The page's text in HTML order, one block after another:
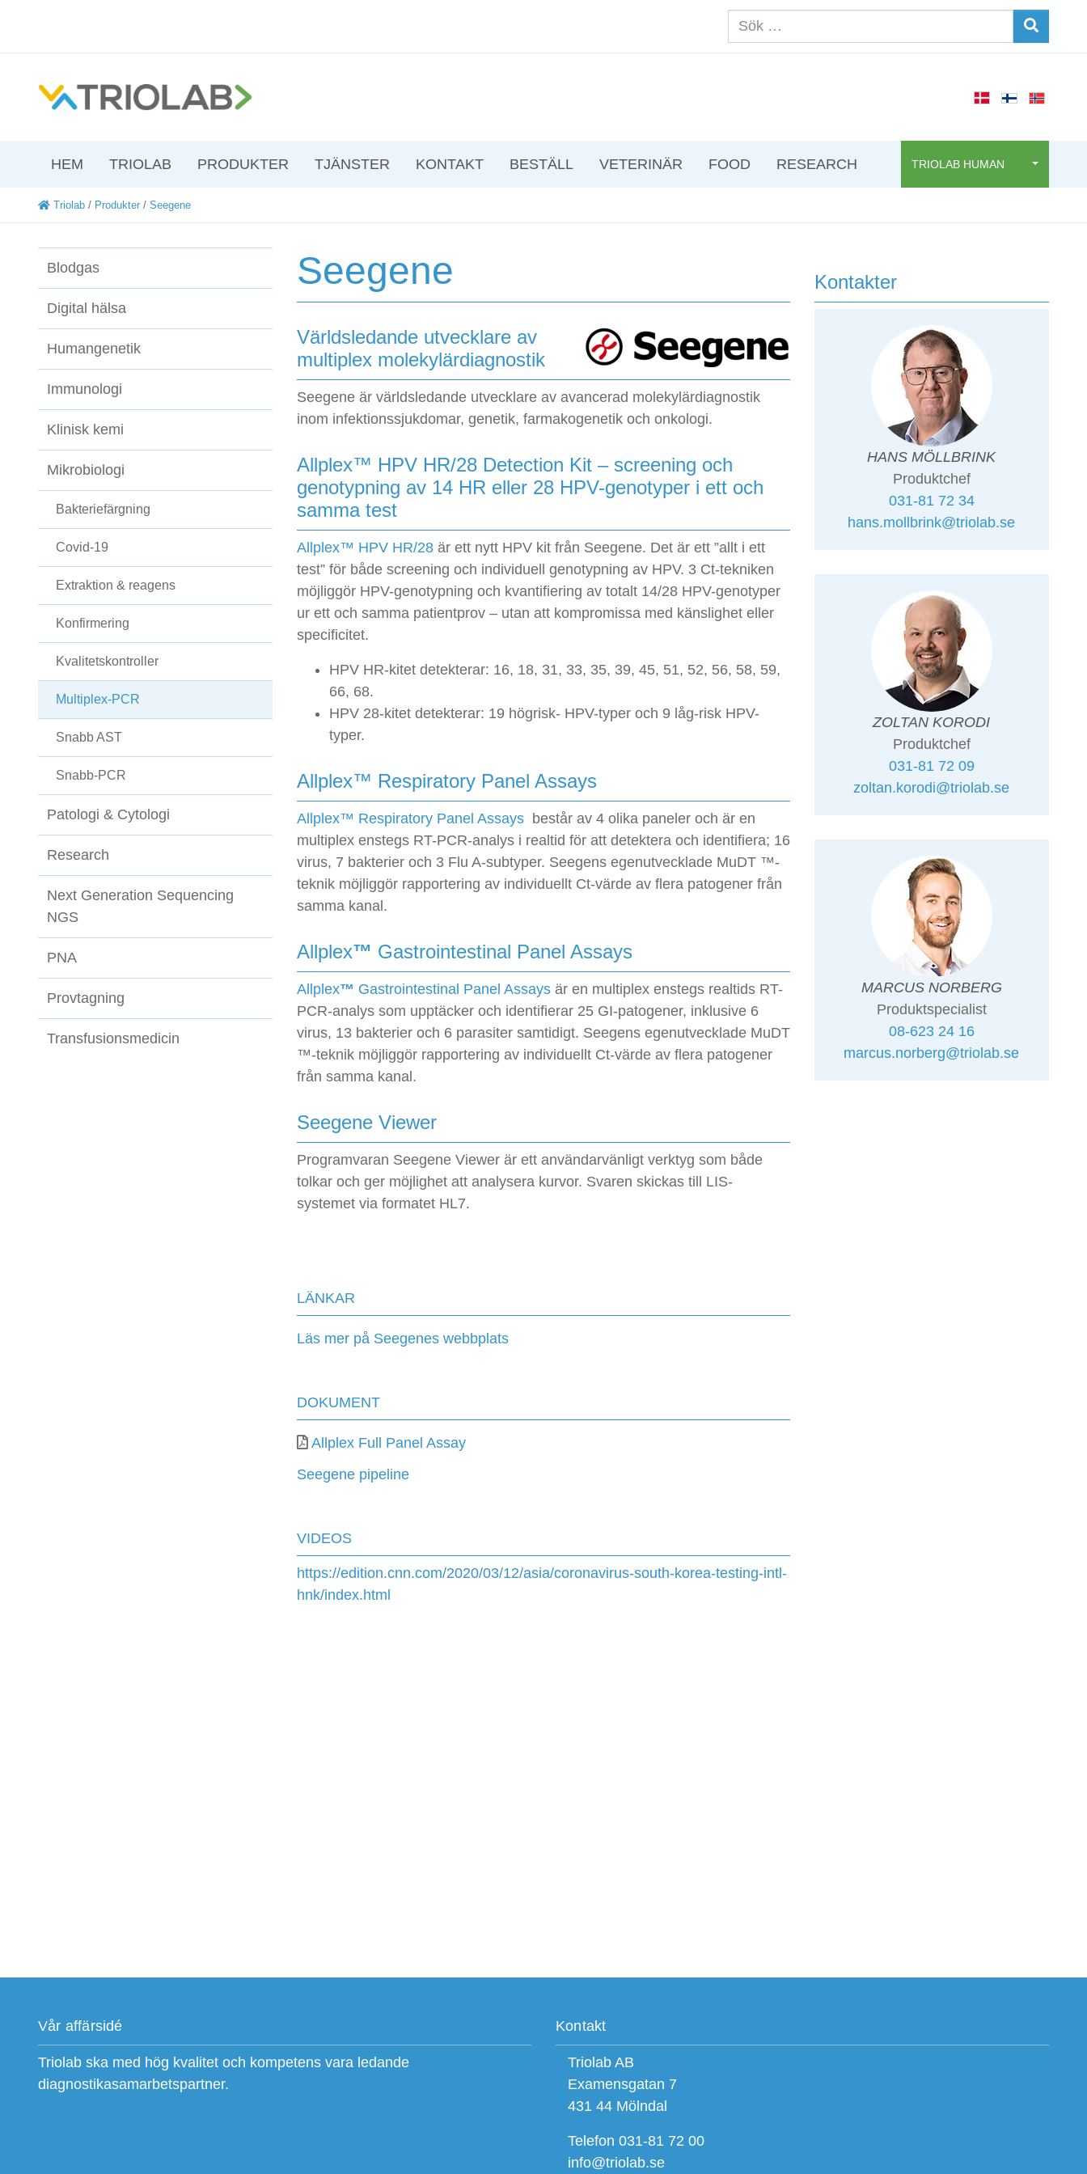
HEM TRIOLAB PRODUKTER TJÄNSTER KONTAKT BESTÄLL VETERINÄR FOOD RESEARCH TRIOLAB HUMAN
Triolab / Produkter / Seegene
Blodgas
Digital hälsa
Humangenetik
Immunologi
Klinisk kemi
Mikrobiologi
Bakteriefärgning
Covid-19
Extraktion & reagens
Konfirmering
Kvalitetskontroller
Multiplex-PCR
Snabb AST
Snabb-PCR
Patologi & Cytologi
Research
Next Generation Sequencing
NGS
PNA
Provtagning
Transfusionsmedicin
Seegene
Världsledande utvecklare av
multiplex molekylärdiagnostik
Seegene är världsledande utvecklare av avancerad molekylärdiagnostik
inom infektionssjukdomar, genetik, farmakogenetik och onkologi.
Allplex™ HPV HR/28 Detection Kit – screening och
genotypning av 14 HR eller 28 HPV-genotyper i ett och
samma test
Allplex™ HPV HR/28 är ett nytt HPV kit från Seegene. Det är ett ”allt i ett
test” för både screening och individuell genotypning av HPV. 3 Ct-tekniken
möjliggör HPV-genotypning och kvantifiering av totalt 14/28 HPV-genotyper
ur ett och samma patientprov – utan att kompromissa med känslighet eller
specificitet.
HPV HR-kitet detekterar: 16, 18, 31, 33, 35, 39, 45, 51, 52, 56, 58, 59,
66, 68.
HPV 28-kitet detekterar: 19 högrisk- HPV-typer och 9 låg-risk HPV-
typer.
Allplex™ Respiratory Panel Assays
Allplex™ Respiratory Panel Assays består av 4 olika paneler och är en
multiplex enstegs RT-PCR-analys i realtid för att detektera och identifiera; 16
virus, 7 bakterier och 3 Flu A-subtyper. Seegens egenutvecklade MuDT ™-
teknik möjliggör rapportering av individuellt Ct-värde av flera patogener från
samma kanal.
Allplex™ Gastrointestinal Panel Assays
Allplex™ Gastrointestinal Panel Assays är en multiplex enstegs realtids RT-
PCR-analys som upptäcker och identifierar 25 GI-patogener, inklusive 6
virus, 13 bakterier och 6 parasiter samtidigt. Seegens egenutvecklade MuDT
™-teknik möjliggör rapportering av individuellt Ct-värde av flera patogener
från samma kanal.
Seegene Viewer
Programvaran Seegene Viewer är ett användarvänligt verktyg som både
tolkar och ger möjlighet att analysera kurvor. Svaren skickas till LIS-
systemet via formatet HL7.
LÄNKAR
Läs mer på Seegenes webbplats
DOKUMENT
Allplex Full Panel Assay
Seegene pipeline
VIDEOS
https://edition.cnn.com/2020/03/12/asia/coronavirus-south-korea-testing-intl-
hnk/index.html
Kontakter
HANS MÖLLBRINK
Produktchef
031-81 72 34
hans.mollbrink@triolab.se
ZOLTAN KORODI
Produktchef
031-81 72 09
zoltan.korodi@triolab.se
MARCUS NORBERG
Produktspecialist
08-623 24 16
marcus.norberg@triolab.se
Vår affärsidé
Triolab ska med hög kvalitet och kompetens vara ledande
diagnostikasamarbetspartner.
Kontakt
Triolab AB
Examensgatan 7
431 44 Mölndal
Telefon 031-81 72 00
info@triolab.se